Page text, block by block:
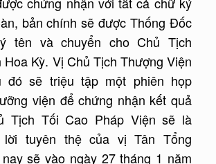
bản chính sẽ được Thống Đốc
tên và chuyển cho Chủ Tịch
Kỳ. Vị Chủ Tịch Thượng Viện
đó sẽ triệu tập một phiên họp
viện để chứng nhận kết quả
Tịch Tối Cao Pháp Viện sẽ là
lời tuyên thệ của vị Tân Tổng
sẽ vào ngày 27 tháng 1 năm